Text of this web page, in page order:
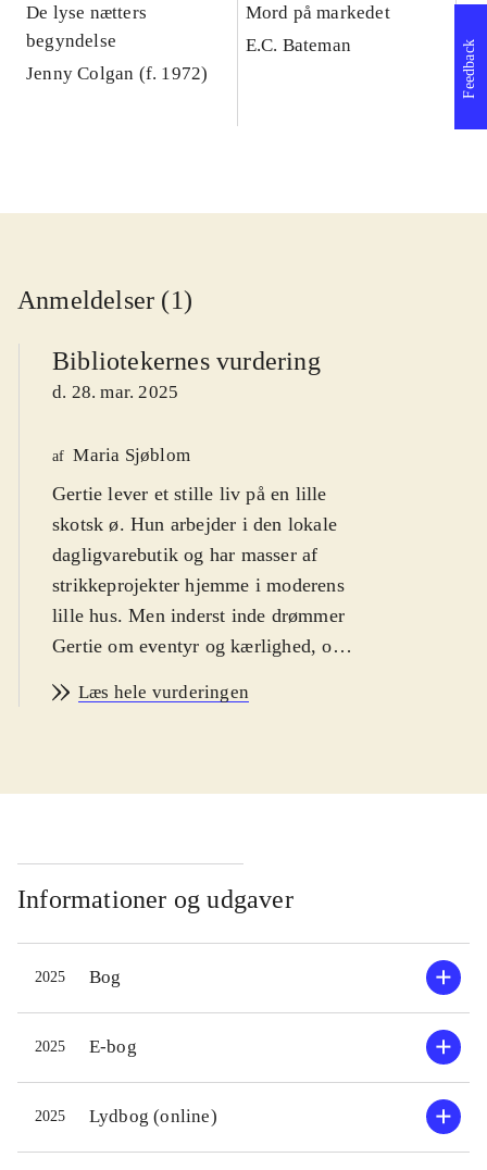
De lyse nætters
begyndelse
Jenny Colgan (f. 1972)
Mord på markedet
E.C. Bateman
Anmeldelser (1)
Bibliotekernes vurdering
d. 28. mar. 2025
af Maria Sjøblom
Gertie lever et stille liv på en lille
skotsk ø. Hun arbejder i den lokale
dagligvarebutik og har masser af
strikkeprojekter hjemme i moderens
lille hus. Men inderst inde drømmer
Gertie om eventyr og kærlighed, og
lufthavn. Til alle, der elsker
hun møder kærligheden i det lille
drømte hun om at være lige så modig
som Morag, der endte med at blive
pilot, den smukke Nalitha eller den
lokale musiker, Struan. Men Gertie
blev bare ansat i den lokale
dagligvarebutik, bor stadig hjemme,
hvor der konstant er besøg af den
flyselskabsejer, Calum. Men da
Læs hele vurderingen
Informationer og udgaver
2025 Bog
2025 E-bog
2025 Lydbog (online)
Feedback